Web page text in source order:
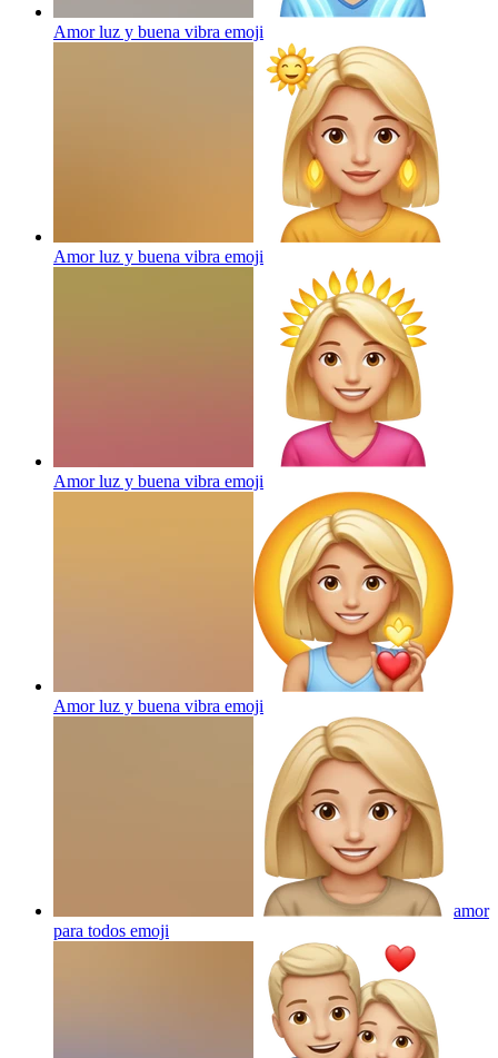
Amor luz y buena vibra emoji
Amor luz y buena vibra emoji
Amor luz y buena vibra emoji
Amor luz y buena vibra emoji
amor
para todos emoji